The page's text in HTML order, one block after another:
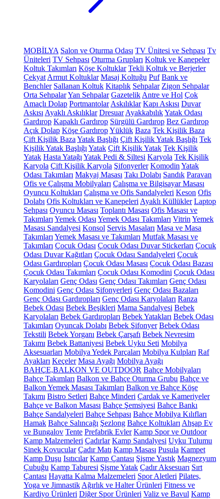
MOBİLYA Salon ve Oturma Odası TV Ünitesi ve Sehpası Tv
Üniteleri TV Sehpası Oturma Grupları Koltuk ve Kanepeler
Koltuk Takımları Köşe Koltuklar Tekli Koltuk ve Berjerler
Çekyat Armut Koltuklar Masaj Koltuğu Puf Bank ve
Benchler Sallanan Koltuk Kitaplık Sehpalar Zigon Sehpalar
Orta SehpalarYan Sehpalar Gazetelik Antre ve Hol Çok
Amaçlı Dolap Portmantolar Askılıklar Kapı Askısı Duvar
Askısı Ayaklı Askılıklar Dresuar AyakkabılıkYatak Odası
Gardırop Kapaklı Gardırop Sürgülü Gardırop Bez Gardırop
Açık Dolap Köşe GardıropYüklük Baza Tek Kişilik Baza
Çift Kişilik Baza Yatak Başlığı Çift Kişilik Yatak Başlığı Tek
Kişilik Yatak Başlığı Yatak Çift Kişilik Yatak Tek Kişilik
Yatak Hasta Yatağı Yatak Pedi & Şiltesi Karyola Tek Kişilik
Karyola Çift Kişilik Karyola Şifonyerler Komodin Yatak
Odası Takımları Makyaj Masası Takı Dolabı Sandık Paravan
Ofis ve Çalışma Mobilyaları Çalışma ve Bilgisayar Masası
Oyuncu Koltukları Çalışma ve Ofis Sandalyeleri Keson Ofis
Dolabı Ofis Koltukları ve Kanepeleri Ayaklı Küllükler Laptop
Sehpası Oyuncu Masası Toplantı Masası Ofis Masası ve
Takımları Yemek Odası Yemek Odası Takımları Vitrin Yemek
Masası Sandalyesi Konsol Servis Masaları Masa ve Masa
Takımları Yemek Masası ve Takımları Mutfak Masası ve
Takımları Çocuk Odası Çocuk Odası Duvar Stickerları Çocuk
Odası Duvar Kağıtları Çocuk Odası Sandalyeleri Çocuk
Odası Gardıropları Çocuk Odası Masası Çocuk Odası Bazası
Çocuk Odası Takımları Çocuk Odası Komodini Çocuk Odası
Karyolaları Genç Odası Genç Odası Takımları Genç Odası
Komodini Genç Odası Şifonyerleri Genç Odası Bazaları
Genç Odası Gardıropları Genç Odası Karyolaları Ranza
Bebek Odası Bebek Beşikleri Mama Sandalyesi Bebek
Karyolaları Bebek Gardıropları Bebek Yatakları Bebek Odası
Takımları Oyuncak Dolabı Bebek Şifonyer Bebek Odası
Tekstili Bebek Yorganı Bebek Çarşafı Bebek Nevresim
Takımı Bebek Battaniyesi Bebek Uyku Seti Mobilya
Aksesuarları Mobilya Yedek Parçaları Mobilya Kulpları Raf
Ayakları Keçeler Masa Ayağı Mobilya Ayağı
BAHÇE,BALKON VE OUTDOOR Bahçe Mobilyaları
Bahçe Takımları Balkon ve Bahçe Oturma Grubu Bahçe ve
Balkon Yemek Masası Takımları Balkon ve Bahçe Köşe
Takımı Bistro Setleri Bahçe Minderi Çardak ve Kameriyeler
Bahçe ve Balkon Masası Bahçe Şemsiyesi Bahçe Bankı
Bahçe Sandalyeleri Bahçe Sehpası Bahçe Mobilya Kılıfları
Hamak Bahçe Salıncağı Şezlong Bahçe Koltukları Ahşap Ev
ve Bungalov Tente Prefabrik Evler Kamp Spor ve Outdoor
Kamp Malzemeleri Çadırlar Kamp Sandalyesi Uyku Tulumu
Sinek Kovucular Çadır Matı Kamp Masası Pusula Kampet
Kamp Duşu Isıtıcılar Kamp Çantası Şişme Yastık Magnezyum
Çubuğu Kamp Taburesi Şişme Yatak Çadır Aksesuarı Sırt
Çantası Hayatta Kalma Malzemeleri Spor Aletleri Pilates,
Yoga ve Jimnastik Ağırlık ve Halter Ürünleri Fitness ve
Kardiyo Ürünleri Diğer Spor Ürünleri Valiz ve Bavul Kamp